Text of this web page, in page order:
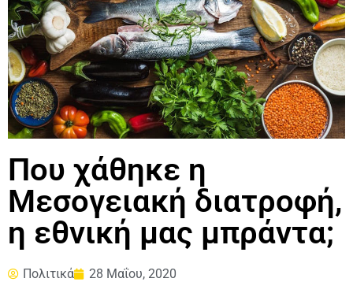
Που χάθηκε η
Μεσογειακή διατροφή,
η εθνική μας μπράντα;
Πολιτικά 28 Μαΐου, 2020